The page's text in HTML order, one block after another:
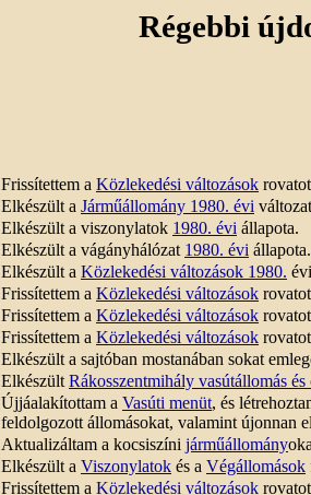
Régebbi
Frissítettem a Közlekedési változások
Elkészült a Járműállomány 1980. évi
Elkészült a viszonylatok 1980. évi állapota.
Elkészült a vágányhálózat 1980. évi állapota.
Elkészült a Közlekedési változások 1980.
Frissítettem a Közlekedési változások
Frissítettem a Közlekedési változások
Frissítettem a Közlekedési változások
Elkészült a sajtóban mostanában sokat
Elkészült Rákosszentmihály vasútállomás
Újjáalakítottam a Vasúti menüt, és
feldolgozott állomásokat, valamint újonnan
Aktualizáltam a kocsiszíni járműállomány
Elkészült a Viszonylatok és a Végállomások
Frissítettem a Közlekedési változások